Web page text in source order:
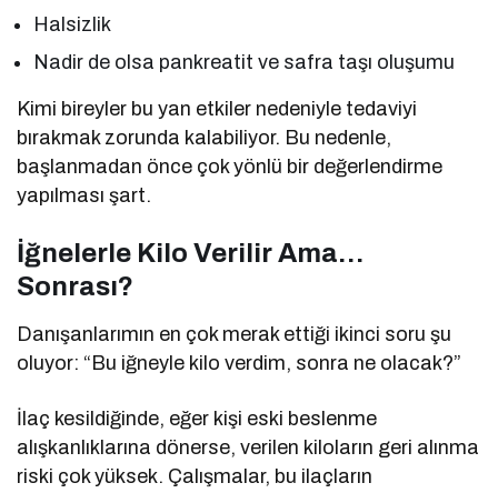
Halsizlik
Nadir de olsa pankreatit ve safra taşı oluşumu
Kimi bireyler bu yan etkiler nedeniyle tedaviyi
bırakmak zorunda kalabiliyor. Bu nedenle,
başlanmadan önce çok yönlü bir değerlendirme
yapılması şart.
İğnelerle Kilo Verilir Ama…
Sonrası?
Danışanlarımın en çok merak ettiği ikinci soru şu
oluyor: “Bu iğneyle kilo verdim, sonra ne olacak?”
İlaç kesildiğinde, eğer kişi eski beslenme
alışkanlıklarına dönerse, verilen kiloların geri alınma
riski çok yüksek. Çalışmalar, bu ilaçların